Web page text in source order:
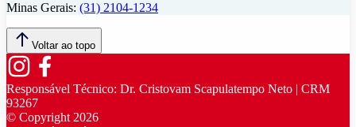
Minas Gerais: (31) 2104-1234
Voltar ao topo
Responsável Técnico: Dr. Cristovam Scapulatempo Neto | CRM
93267
© Copyright2026